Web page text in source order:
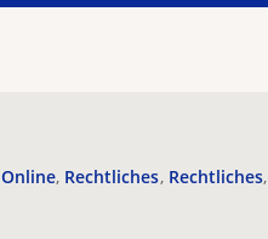
Online Rechtliches Rechtliches